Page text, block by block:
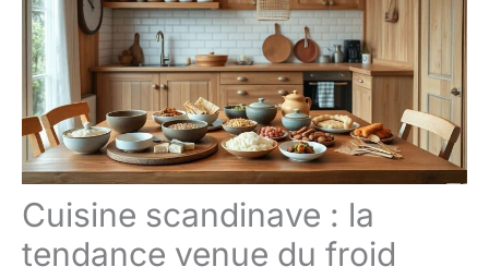
Cuisine scandinave : la
tendance venue du froid